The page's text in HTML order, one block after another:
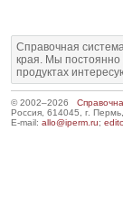
Справочная
края. Мы постоянно
продуктах
© 2002–2026
Россия, 614045, г.
E-mail: allo@iperm.ru;